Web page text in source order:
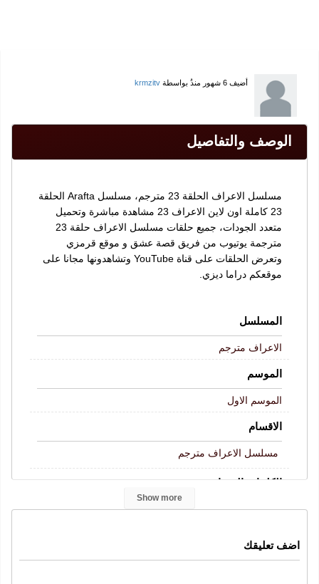
أضيف6 شهور منذُ بواسطةkrmzitv
الوصف والتفاصيل
مسلسل الاعراف الحلقة 23 مترجم، مسلسل Arafta الحلقة
23 كاملة اون لاين الاعراف 23 مشاهدة مباشرة وتحميل
متعدد الجودات، جميع حلقات مسلسل الاعراف حلقة 23
مترجمة يوتيوب من فريق قصة عشق و موقع قرمزي
وتعرض الحلقات على قناة YouTube وتشاهدونها مجانا على
موقعكم دراما ديزي.
المسلسل
الاعراف مترجم
الموسم
الموسم الاول
الاقسام
مسلسل الاعراف مترجم
الكلمات المفتاحية
Arafta
, الاعراف الحلقة 23 , مسلسل الاعراف, الاعراف,
الاعراف حلقة 23 كاملة
Show more
اضف تعليقك